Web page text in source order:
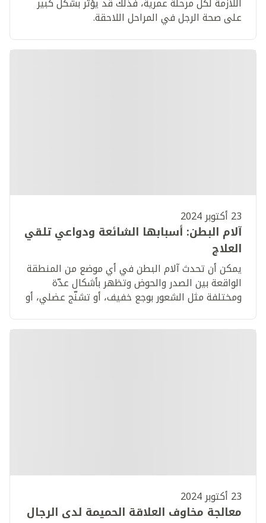
على صحة الرجل في المراحل اللاحقة.
23 أكتوبر 2024
آلام البطن: أسبابها الشائعة ودواعي تلقي
العلاج
يمكن أن تحدث آلام البطن في أي موضع من المنطقة
الواقعة بين الصدر والحوض وتظهر بأشكال عدّة
ومختلفة مثل الشعور بوجع خفيف، أو تشنّج عضلي، أو
23 أكتوبر 2024
معالجة مخاوف العلاقة الحميمة لدى الرجال